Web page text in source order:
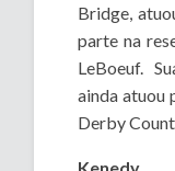
Bridge,
parte na
LeBoeuf.
ainda atuou
Derby